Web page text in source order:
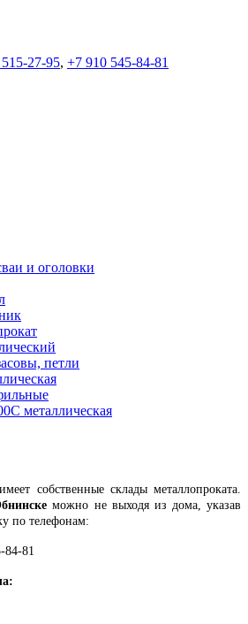
27-95, +7 910 545-84-81
и оголовки
петли
металлическая
собственные склады металлопроката.
можно не выходя из дома, указав
по телефонам:
84-81